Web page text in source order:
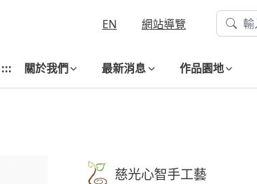
EN 網站導覽
::: 關於我們 最新消息 作品園地
慈光心智手工藝